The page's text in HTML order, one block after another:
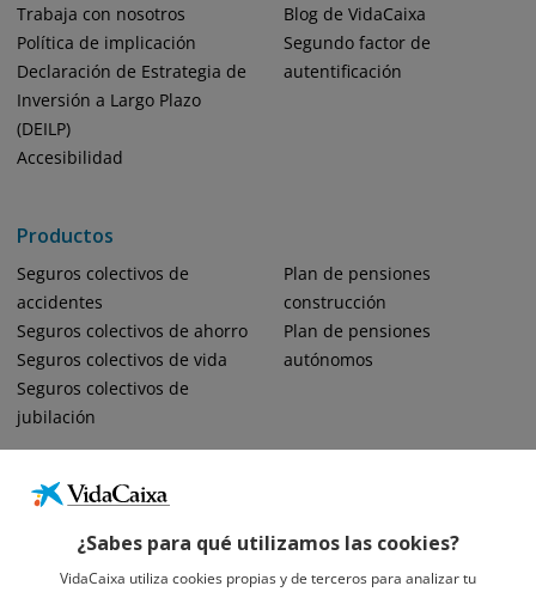
¿Sabes para qué utilizamos las cookies?
VidaCaixa utiliza cookies propias y de terceros para analizar tu
Trabaja con nosotros
Política de implicación
Declaración de Estrategia de
Inversión a Largo Plazo
(DEILP)
Accesibilidad
Productos
Seguros colectivos de
accidentes
Seguros colectivos de ahorro
Seguros colectivos de vida
Seguros colectivos de
jubilación
Plan de pensiones
construcción
Plan de pensiones
autónomos
Blog de VidaCaixa
Segundo factor de
autentificación